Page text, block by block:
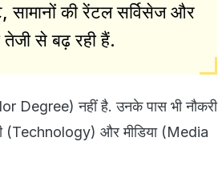
की रेंटल सर्विसेज और
से बढ़ रही हैं.
Degree) नहीं है. उनके पास भी नौकरी
(Technology) और मीडिया (Media